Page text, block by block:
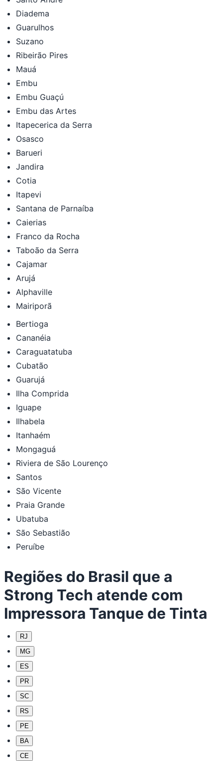
Diadema
Guarulhos
Suzano
Ribeirão Pires
Mauá
Embu
Embu Guaçú
Embu das Artes
Itapecerica da Serra
Osasco
Barueri
Jandira
Cotia
Itapevi
Santana de Parnaíba
Caierias
Franco da Rocha
Taboão da Serra
Cajamar
Arujá
Alphaville
Mairiporã
Bertioga
Cananéia
Caraguatatuba
Cubatão
Guarujá
Ilha Comprida
Iguape
Ilhabela
Itanhaém
Mongaguá
Riviera de São Lourenço
Santos
São Vicente
Praia Grande
Ubatuba
São Sebastião
Peruíbe
Regiões do Brasil que a
Strong Tech atende com
Impressora Tanque de Tinta
RJ
MG
ES
PR
SC
RS
PE
BA
CE